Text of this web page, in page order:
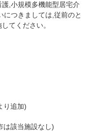
,小規模多機能型居宅介
につきましては,従前のと
てください。
り追加)
該当施設なし)